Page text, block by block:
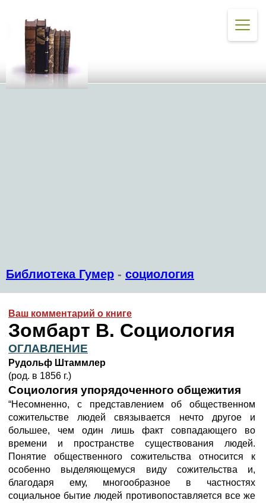
Библиотека Гумер - социология
Ваш комментарий о книге
Зомбарт В. Социология
ОГЛАВЛЕНИЕ
Рудольф Штаммлер
(род. в 1856 г.)
Социология упорядоченного общежития
“Несомненно, с представлением об общественном
сожительстве людей связывается нечто другое и
большее, чем один лишь факт совпадающего во
времени и пространстве существования людей.
Понятие общественного сожительства относится к
особенно выделяющемуся виду сожительства и,
благодаря ему, многообразное в частностях
социальное бытие людей противопоставляется все же